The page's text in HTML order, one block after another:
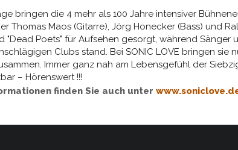
bringen die 4 mehr als 100 Jahre intensiver
Thomas Maos (Gitarre), Jörg Honecker (Bass) und
"Dead Poets" für Aufsehen gesorgt, während Sänger
Clubs stand. Bei SONIC LOVE bringen
Immer ganz nah am Lebensgefühl der
– Hörenswert !!!
finden Sie auch unter